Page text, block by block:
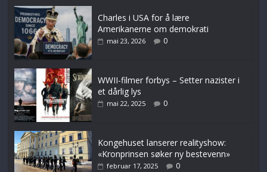
Charles i USA for å lære
Amerikanerne om demokrati
mai 23, 2026 0
WWII-filmer forbys – Setter nazister i
et dårlig lys
mai 22, 2025 0
Kongehuset lanserer realityshow:
«Kronprinsen søker ny bestevenn»
februar 17, 2025 0